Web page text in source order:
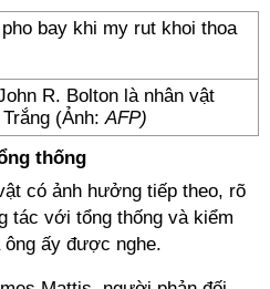
R. Bolton là nhân vật
(Ảnh:AFP)
thống
có ảnh hưởng tiếp theo, rõ
tác với tổng thống và kiểm
ấy được nghe.